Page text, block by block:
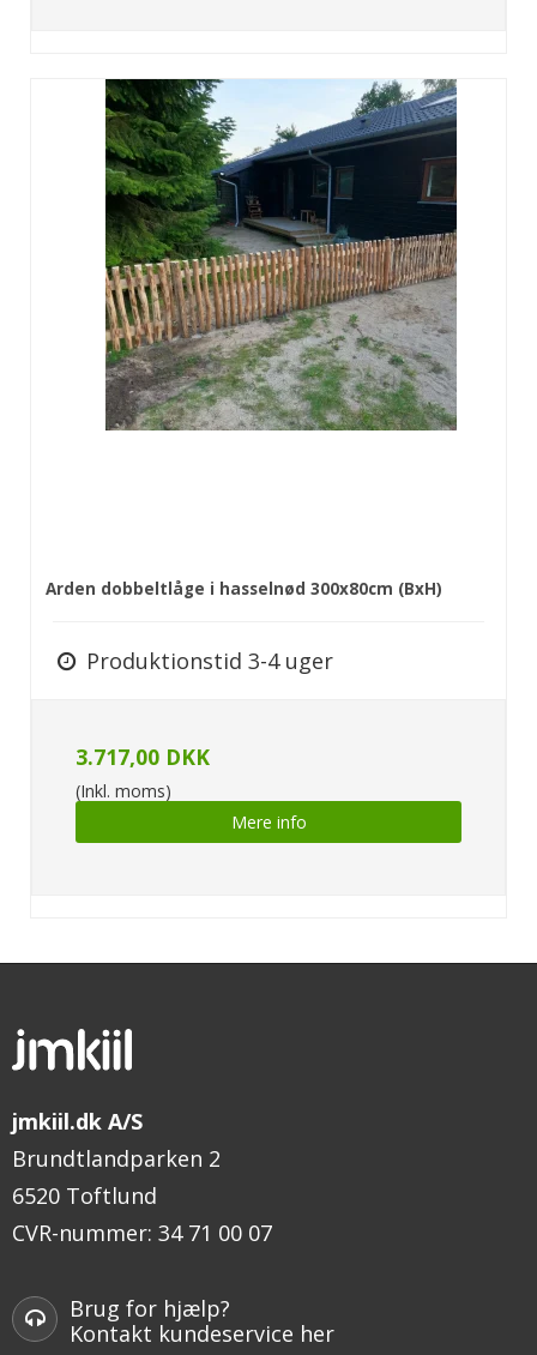
Arden dobbeltlåge i hasselnød 300x80cm (BxH)
Produktionstid 3-4 uger
3.717,00 DKK
(Inkl. moms)
Mere info
jmkiil.dk A/S
Brundtlandparken 2
6520 Toftlund
CVR-nummer: 34 71 00 07
Brug for hjælp?
Kontakt kundeservice her